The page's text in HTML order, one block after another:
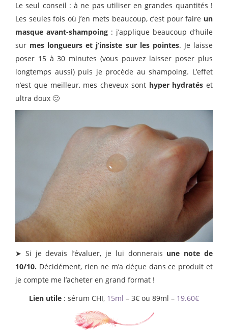
Le seul conseil : à ne pas utiliser en grandes quantités !
Les seules fois où j’en mets beaucoup, c’est pour faire un
masque avant-shampoing : j’applique beaucoup d’huile
sur mes longueurs et j’insiste sur les pointes. Je laisse
poser 15 à 30 minutes (vous pouvez laisser poser plus
longtemps aussi) puis je procède au shampoing. L’effet
n’est que meilleur, mes cheveux sont hyper hydratés et
ultra doux 🙂
➤ Si je devais l’évaluer, je lui donnerais une note de
10/10. Décidément, rien ne m’a déçue dans ce produit et
je compte me l’acheter en grand format !
Lien utile : sérum CHI, 15ml – 3€ ou 89ml – 19.60€